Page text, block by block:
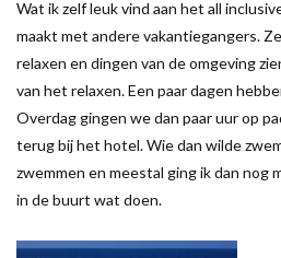
Wat ik zelf leuk vind aan het all
maakt met andere vakantiegangers.
relaxen en dingen van de omgeving
van het relaxen. Een paar dagen
Overdag gingen we dan paar uur op
terug bij het hotel. Wie dan wilde
zwemmen en meestal ging ik dan nog
in de buurt wat doen.